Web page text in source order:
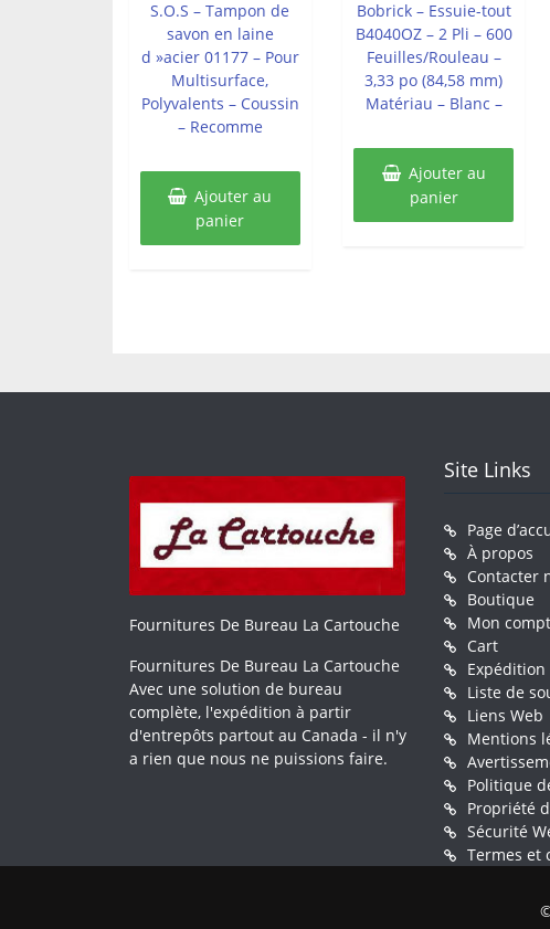
S.O.S – Tampon de
savon en laine
d »acier 01177 – Pour
Multisurface,
Polyvalents – Coussin
– Recomme
Ajouter au
panier
Bobrick – Essuie-tout
B4040OZ – 2 Pli – 600
Feuilles/Rouleau –
3,33 po (84,58 mm)
Matériau – Blanc –
Ajouter au
panier
Fournitures De Bureau La Cartouche
Fournitures De Bureau La Cartouche
Avec une solution de bureau
complète, l'expédition à partir
d'entrepôts partout au Canada - il n'y
a rien que nous ne puissions faire.
Site Links
Page
À propos
Contacter
Boutique
Mon
Cart
Expédition
Liste de
Liens Web
Mentions
Politique
Propriété
Sécurité
Termes et